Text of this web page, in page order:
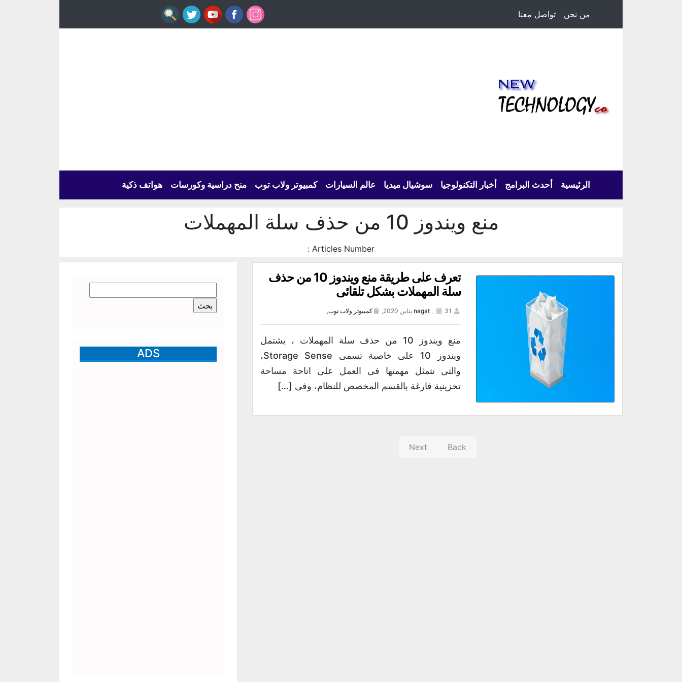
من نحن تواصل معنا
الرئيسية أحدث البرامج أخبار التكنولوجيا سوشيال ميديا عالم السيارات كمبيوتر ولاب توب منح دراسية وكورسات هواتف ذكية
منع ويندوز 10 من حذف سلة المهملات
Articles Number :
تعرف على طريقة منع ويندوز 10 من حذف
سلة المهملات بشكل تلقائى
nagat, 31 يناير, 2020, كمبيوتر ولاب توب,
منع ويندوز 10 من حذف سلة المهملات ، يشتمل
ويندوز 10 على خاصية تسمى Storage Sense،
والتى تتمثل مهمتها فى العمل على اتاحة مساحة
تخزينية فارغة بالقسم المخصص للنظام، وفى […]
Back
Next
عن:
ADS